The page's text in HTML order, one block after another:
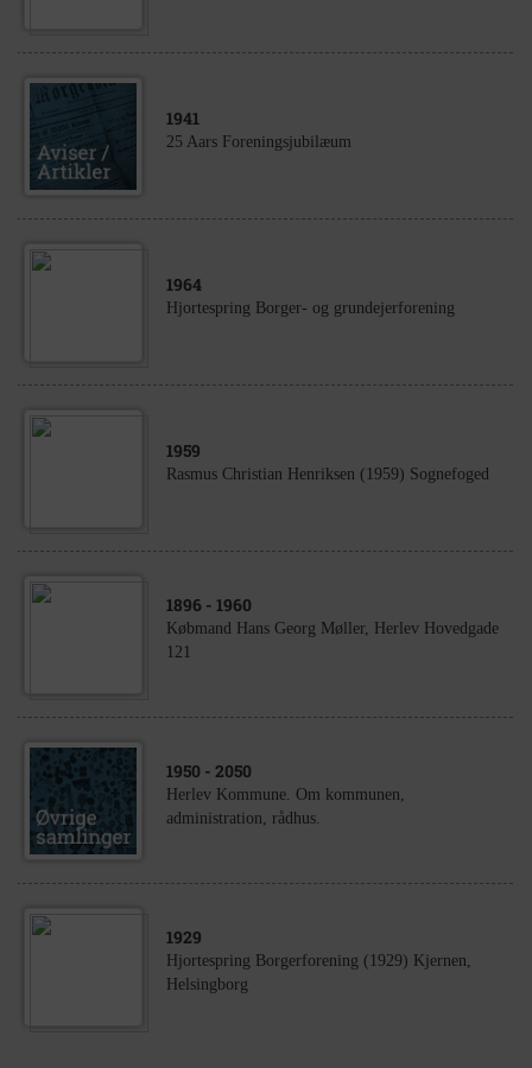
1941
25 Aars Foreningsjubilæum
1964
Hjortespring Borger- og grundejerforening
1959
Rasmus Christian Henriksen (1959) Sognefoged
1896 - 1960
Købmand Hans Georg Møller, Herlev Hovedgade
121
1950 - 2050
Herlev Kommune. Om kommunen,
administration, rådhus.
1929
Hjortespring Borgerforening (1929) Kjernen,
Helsingborg